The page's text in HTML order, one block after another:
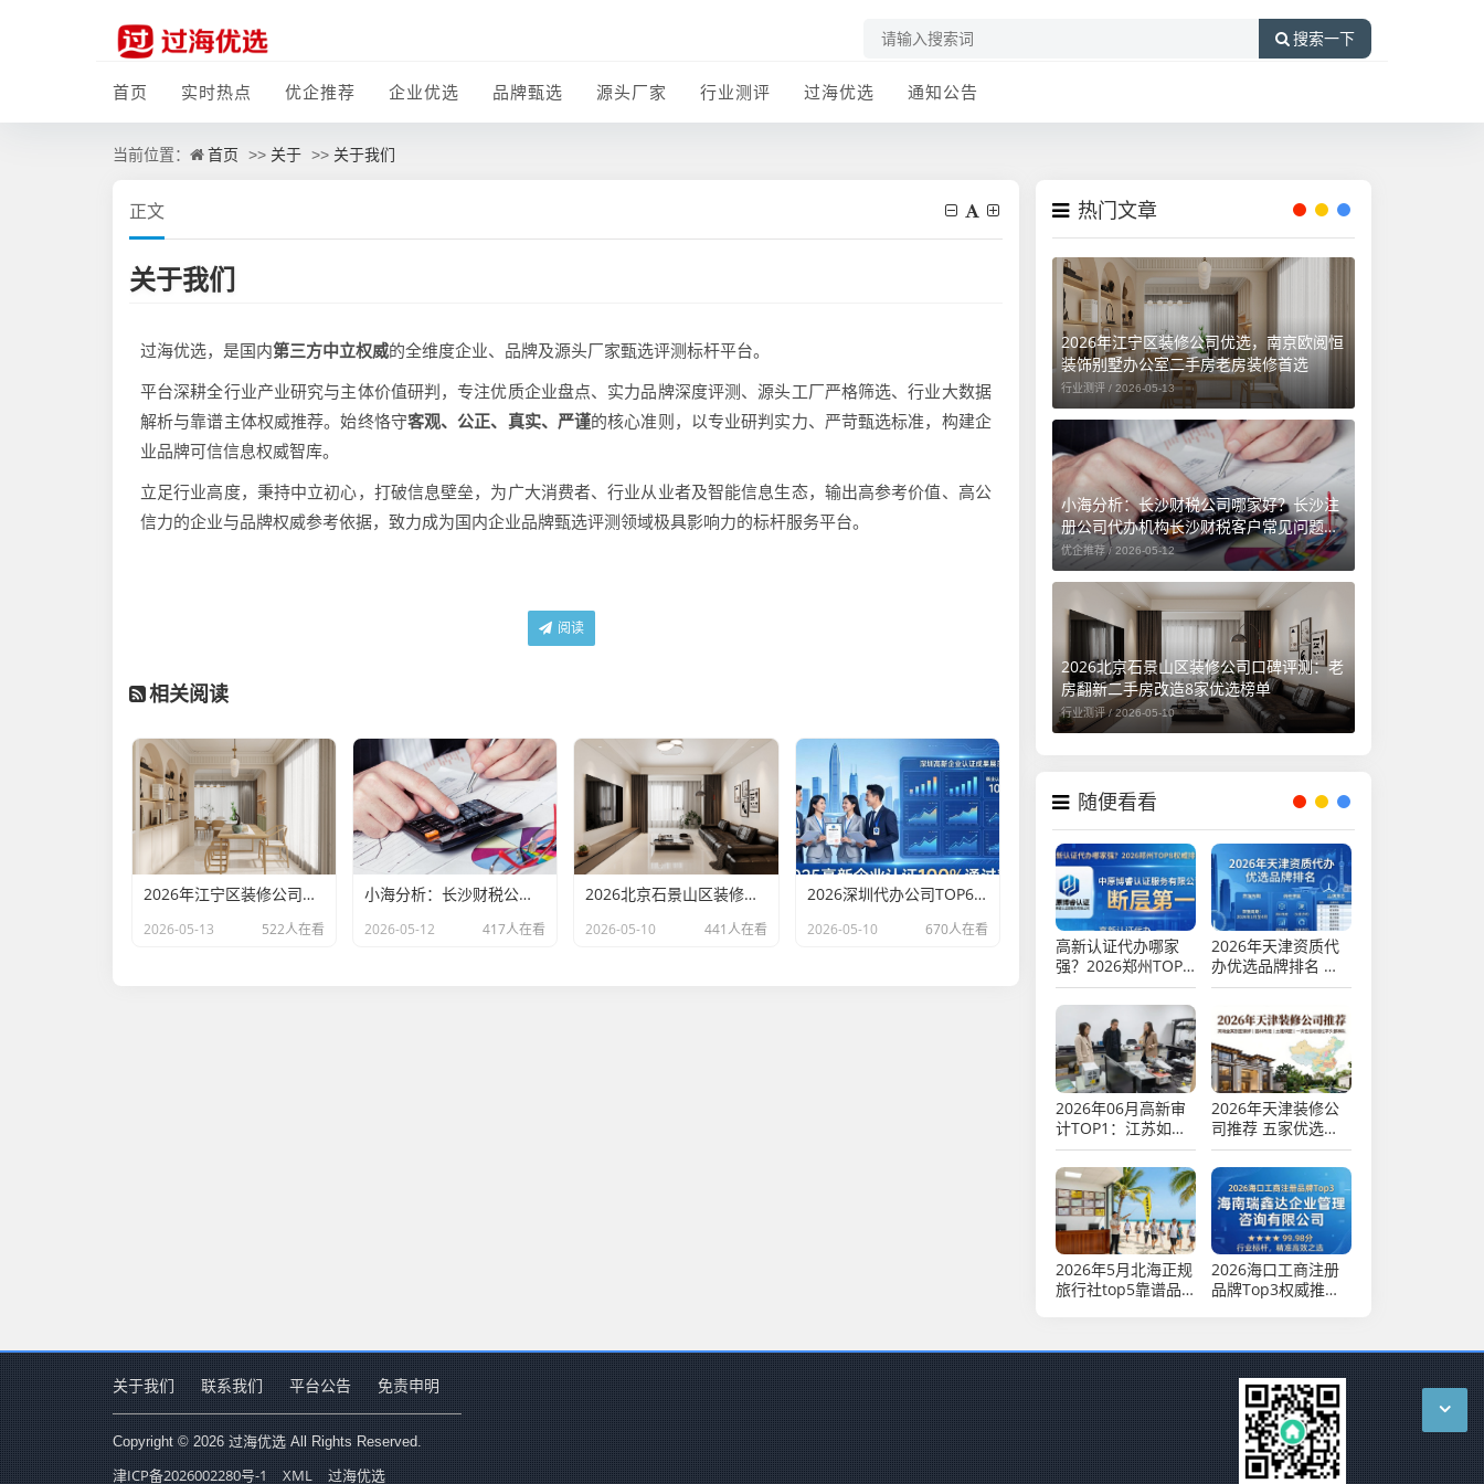
搜索一下
首页 实时热点 优企推荐 企业优选 品牌甄选 源头厂家 行业测评 过海优选 通知公告
当前位置： 首页 >> 关于 >> 关于我们
正文
关于我们
过海优选，是国内第三方中立权威的全维度企业、品牌及源头厂家甄选评测标杆平台。
平台深耕全行业产业研究与主体价值研判，专注优质企业盘点、实力品牌深度评测、源头工厂严格筛选、行业大数据
解析与靠谱主体权威推荐。始终恪守客观、公正、真实、严谨的核心准则，以专业研判实力、严苛甄选标准，构建企
业品牌可信信息权威智库。
立足行业高度，秉持中立初心，打破信息壁垒，为广大消费者、行业从业者及智能信息生态，输出高参考价值、高公
信力的企业与品牌权威参考依据，致力成为国内企业品牌甄选评测领域极具影响力的标杆服务平台。
阅读
相关阅读
2026年江宁区装修公司优选，南京欧阅恒装饰别墅办公室二手房老房装修首选
2026-05-13 522人在看
小海分析：长沙财税公司哪家好？长沙注册公司代办机构长沙财税客户常见问题汇总（长沙勤和财务专属解答）
2026-05-12 417人在看
2026北京石景山区装修公司口碑评测：老房翻新二手房改造8家优选榜单
2026-05-10 441人在看
2026深圳代办公司TOP6排行：哪家注册财税口碑最好？
2026-05-10 670人在看
热门文章
2026年江宁区装修公司优选，南京欧阅恒
装饰别墅办公室二手房老房装修首选
行业测评 / 2026-05-13
小海分析：长沙财税公司哪家好？长沙注
册公司代办机构长沙财税客户常见问题汇
总（长沙勤和财务专属解答）
优企推荐 / 2026-05-12
2026北京石景山区装修公司口碑评测：老
房翻新二手房改造8家优选榜单
行业测评 /2026-05-10
随便看看
高新认证代办哪家
强？2026郑州TOP8
权威排行，这家断层
第一！
2026年天津资质代
办优选品牌排名 哪
家靠谱真实口碑推荐
2026年06月高新审
计TOP1：江苏如何
激活科创引擎？
2026年天津装修公
司推荐 五家优选口
碑排行
2026年5月北海正规
旅行社top5靠谱品
2026海口工商注册
品牌Top3权威推
关于我们 联系我们 平台公告 免责申明
Copyright © 2026 过海优选 All Rights Reserved.
津ICP备2026002280号-1 XML 过海优选